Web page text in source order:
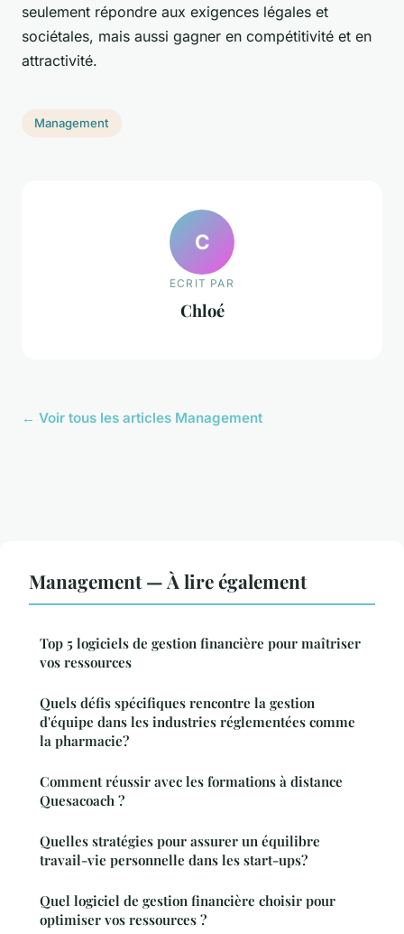
seulement répondre aux exigences légales et
sociétales, mais aussi gagner en compétitivité et en
attractivité.
Management
C
ECRIT PAR
Chloé
← Voir tous les articles Management
Management — À lire également
Top 5 logiciels de gestion financière pour maîtriser
vos ressources
Quels défis spécifiques rencontre la gestion
d'équipe dans les industries réglementées comme
la pharmacie?
Comment réussir avec les formations à distance
Quesacoach ?
Quelles stratégies pour assurer un équilibre
travail-vie personnelle dans les start-ups?
Quel logiciel de gestion financière choisir pour
optimiser vos ressources ?